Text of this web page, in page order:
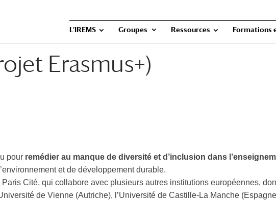
L’IREMS Groupes Ressources Formations
Erasmus+)
pour remédier au manque de diversité et d’inclusion dans
et de développement durable.
Cité, qui collabore avec plusieurs autres institutions européennes,
de Vienne (Autriche), l’Université de Castille-La Manche